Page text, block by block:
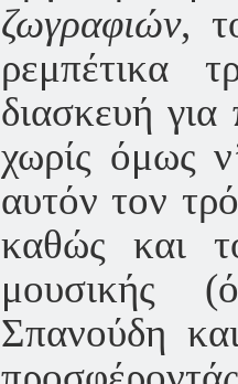
ζωγραφιών,
ρεμπέτικα
διασκευή
χωρίς όμως
αυτόν τον
καθώς και
μουσικής
Σπανούδη